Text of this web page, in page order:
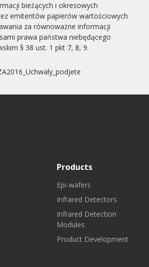
bieżących i okresowych
emitentów papierów wartościowych
za równoważne informacji
prawa państwa niebędącego
§ 38 ust. 1 pkt 7, 8, 9.
Products
Epi-wafers
Infrared Detectors
Infrared Detection
Modules
Product Development